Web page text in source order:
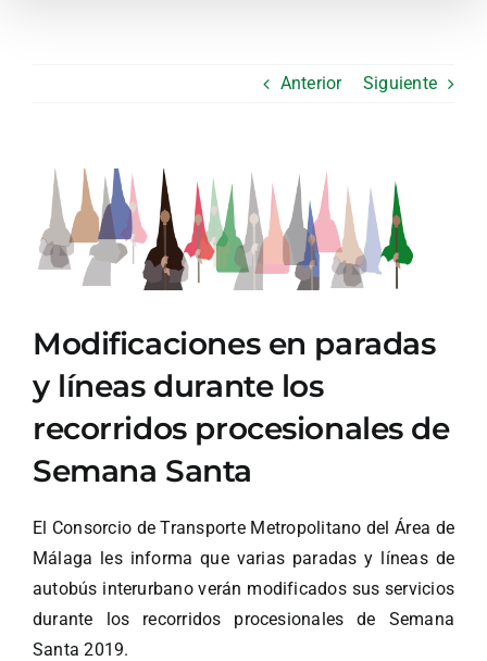
Anterior Siguiente
Ver
imagen
más
grande
Modificaciones en paradas
y líneas durante los
recorridos procesionales de
Semana Santa
El Consorcio de Transporte Metropolitano del Área de
Málaga les informa que varias paradas y líneas de
autobús interurbano verán modificados sus servicios
durante los recorridos procesionales de Semana
Santa 2019.